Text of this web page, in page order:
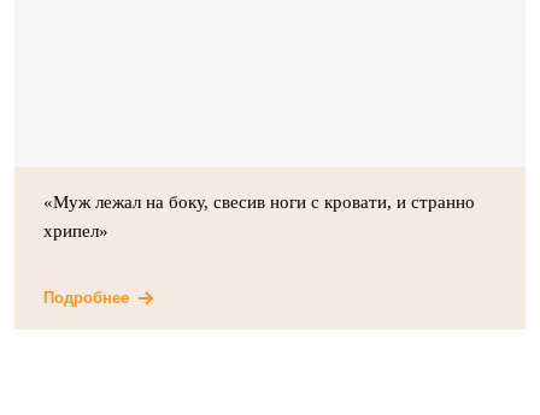
«Муж лежал на боку, свесив ноги с кровати, и странно
хрипел»
Подробнее